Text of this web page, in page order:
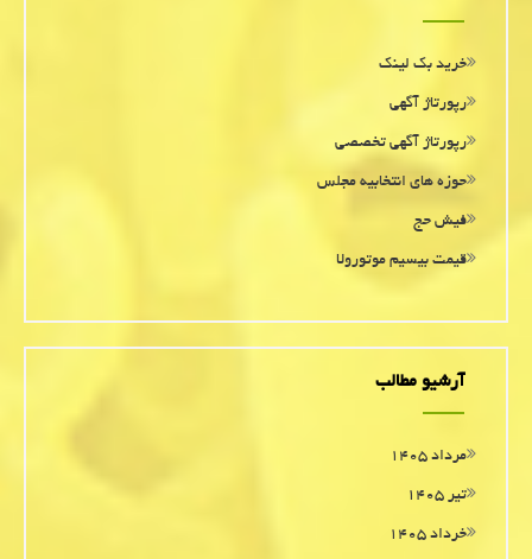
خرید بک لینک
رپورتاژ آگهی
رپورتاژ آگهی تخصصی
حوزه های انتخابیه مجلس
فیش حج
قیمت بیسیم موتورولا
آرشیو مطالب
مرداد ۱۴۰۵
تیر ۱۴۰۵
خرداد ۱۴۰۵